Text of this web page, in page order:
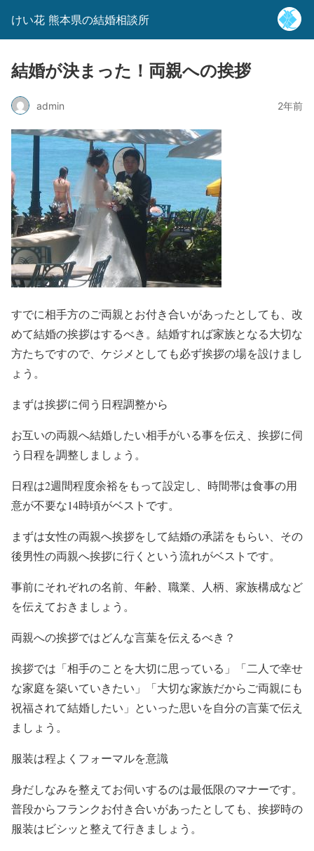
けい花 熊本県の結婚相談所
結婚が決まった！両親への挨拶
admin 2年前
すでに相手方のご両親とお付き合いがあったとしても、改
めて結婚の挨拶はするべき。結婚すれば家族となる大切な
方たちですので、ケジメとしても必ず挨拶の場を設けまし
ょう。
まずは挨拶に伺う日程調整から
お互いの両親へ結婚したい相手がいる事を伝え、挨拶に伺
う日程を調整しましょう。
日程は2週間程度余裕をもって設定し、時間帯は食事の用
意が不要な14時頃がベストです。
まずは女性の両親へ挨拶をして結婚の承諾をもらい、その
後男性の両親へ挨拶に行くという流れがベストです。
事前にそれぞれの名前、年齢、職業、人柄、家族構成など
を伝えておきましょう。
両親への挨拶ではどんな言葉を伝えるべき？
挨拶では「相手のことを大切に思っている」「二人で幸せ
な家庭を築いていきたい」「大切な家族だからご両親にも
祝福されて結婚したい」といった思いを自分の言葉で伝え
ましょう。
服装は程よくフォーマルを意識
身だしなみを整えてお伺いするのは最低限のマナーです。
普段からフランクお付き合いがあったとしても、挨拶時の
服装はビシッと整えて行きましょう。